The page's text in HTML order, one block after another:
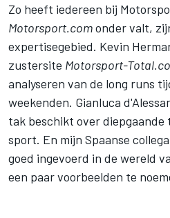
Zo heeft iedereen bij
Motorsport.comonder valt,
expertisegebied. Kevin
zustersite Motorsport-
analyseren van de long runs
weekenden. Gianluca
tak beschikt over diepgaande
sport. En mijn Spaanse
goed ingevoerd in de wereld
een paar voorbeelden te